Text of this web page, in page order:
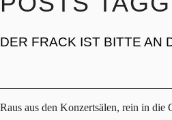
DER FRACK IST BITTE AN
Raus aus den Konzertsälen, rein in